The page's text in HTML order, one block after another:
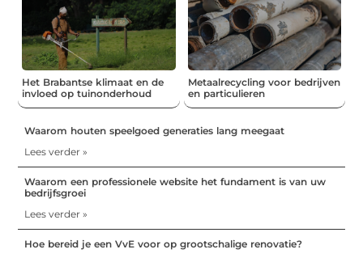
Het Brabantse klimaat en de
invloed op tuinonderhoud
Metaalrecycling voor bedrijven
en particulieren
Waarom houten speelgoed generaties lang meegaat
Lees verder »
Waarom een professionele website het fundament is van uw
bedrijfsgroei
Lees verder »
Hoe bereid je een VvE voor op grootschalige renovatie?